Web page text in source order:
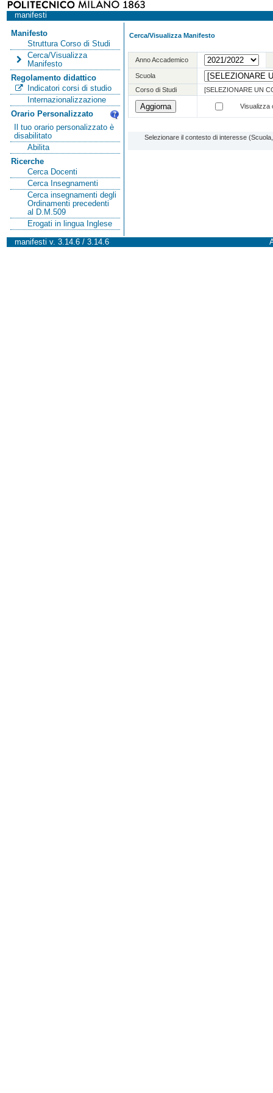
manifesti
Manifesto
Struttura Corso di Studi
Cerca/Visualizza
Manifesto
Regolamento didattico
Indicatori corsi di studio
Internazionalizzazione
Orario Personalizzato
Il tuo orario personalizzato è
disabilitato
Abilita
Ricerche
Cerca Docenti
Cerca Insegnamenti
Cerca insegnamenti degli
Ordinamenti precedenti
al D.M.509
Erogati in lingua Inglese
Cerca/Visualizza Manifesto
Anno Accademico
Scuola
Corso di Studi
[SELEZIONARE UN
Visualizza
Selezionare il contesto di interesse
manifesti v. 3.14.6 / 3.14.6